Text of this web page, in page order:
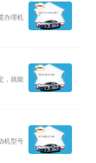
办理机
，就能
机型号